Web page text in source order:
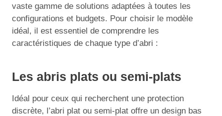
vaste gamme de solutions adaptées à toutes les
configurations et budgets. Pour choisir le modèle
idéal, il est essentiel de comprendre les
caractéristiques de chaque type d’abri :
Les abris plats ou semi-plats
Idéal pour ceux qui recherchent une protection
discrète, l’abri plat ou semi-plat offre un design bas